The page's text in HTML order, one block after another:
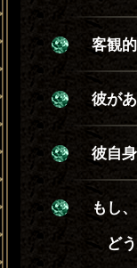
客観
彼が
彼自
もし
どう